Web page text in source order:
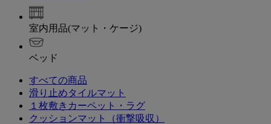
室内用品(マット・ケージ)
ベッド
すべての商品
滑り止めタイルマット
１枚敷きカーペット・ラグ
クッションマット（衝撃吸収）